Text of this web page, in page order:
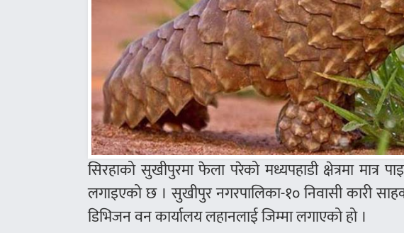
सिरहाको सुखीपुरमा फेला परेको मध्यपहाडी क्षेत्रमा
लगाइएको छ । सुखीपुर नगरपालिका-१० निवासी कारी
डिभिजन वन कार्यालय लहानलाई जिम्मा लगाएको हो ।